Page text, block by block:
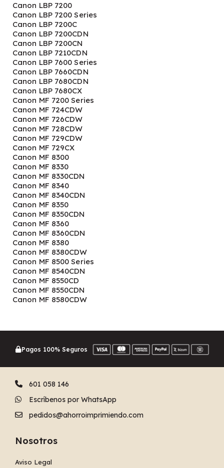
Canon LBP 7200
Canon LBP 7200 Series
Canon LBP 7200C
Canon LBP 7200CDN
Canon LBP 7200CN
Canon LBP 7210CDN
Canon LBP 7600 Series
Canon LBP 7660CDN
Canon LBP 7680CDN
Canon LBP 7680CX
Canon MF 7200 Series
Canon MF 724CDW
Canon MF 726CDW
Canon MF 728CDW
Canon MF 729CDW
Canon MF 729CX
Canon MF 8300
Canon MF 8330
Canon MF 8330CDN
Canon MF 8340
Canon MF 8340CDN
Canon MF 8350
Canon MF 8350CDN
Canon MF 8360
Canon MF 8360CDN
Canon MF 8380
Canon MF 8380CDW
Canon MF 8500 Series
Canon MF 8540CDN
Canon MF 8550CD
Canon MF 8550CDN
Canon MF 8580CDW
Pagos 100% Seguros
601 058 146
Escríbenos por WhatsApp
pedidos@ahorroimprimiendo.com
Nosotros
Aviso Legal